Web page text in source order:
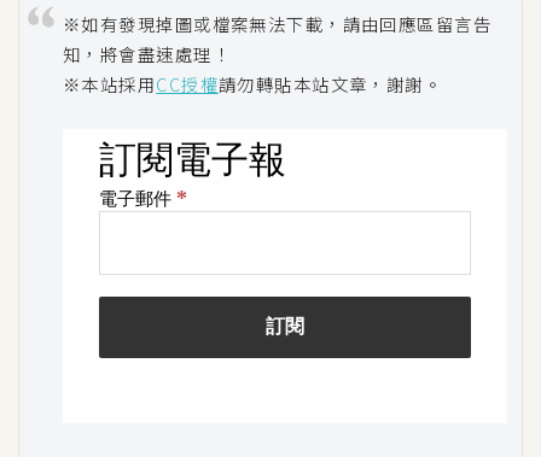
※如有發現掉圖或檔案無法下載，請由回應區留言告
知，將會盡速處理！
※本站採用CC授權請勿轉貼本站文章，謝謝。